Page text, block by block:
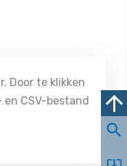
Door te klikken
CSV-bestand